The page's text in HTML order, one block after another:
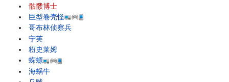
骷髅博士
巨型卷壳怪
哥布林侦察兵
宁芙
粉史莱姆
蝾螈
海蜗牛